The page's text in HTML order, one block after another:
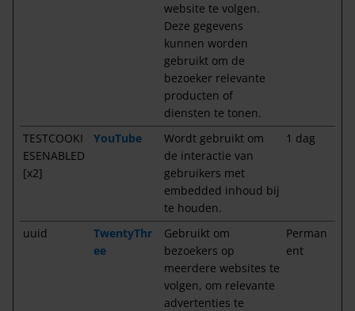
website te volgen.
Deze gegevens
kunnen worden
gebruikt om de
bezoeker relevante
producten of
diensten te tonen.
TESTCOOKI
ESENABLED
[x2]
YouTube
Wordt gebruikt om
de interactie van
gebruikers met
embedded inhoud bij
te houden.
1 dag
uuid
TwentyThr
ee
Gebruikt om
bezoekers op
meerdere websites te
volgen, om relevante
advertenties te
Perman
ent